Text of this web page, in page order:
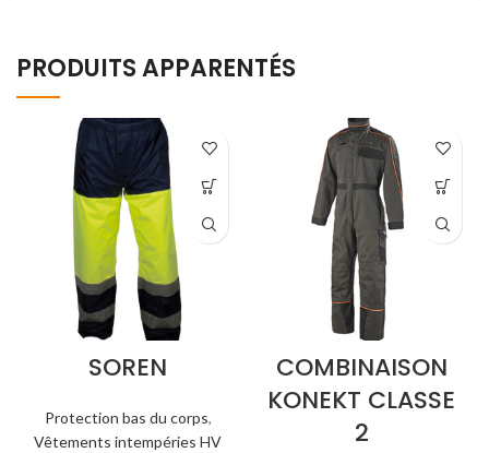
PRODUITS APPARENTÉS
SOREN
Protection bas du corps,
Vêtements intempéries HV
COMBINAISON
KONEKT CLASSE
2